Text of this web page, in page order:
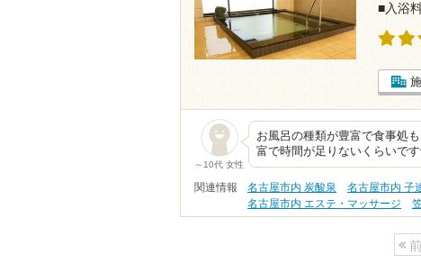
■入浴
～10代 女性
お風呂の種類が豊富で食事処
富で時間が足りないくらいで
関連情報 名古屋市内 炭酸泉 名古屋市内 子
名古屋市内 エステ・マッサージ